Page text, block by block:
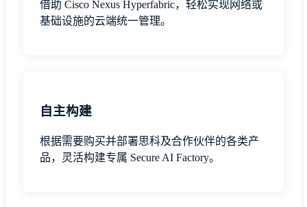
借助 Cisco Nexus Hyperfabric，轻松实现网络或
基础设施的云端统一管理。
自主构建
根据需要购买并部署思科及合作伙伴的各类产
品，灵活构建专属 Secure AI Factory。